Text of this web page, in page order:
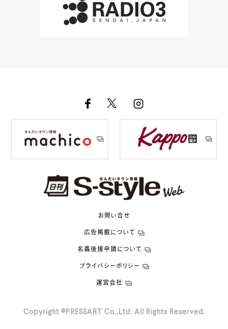
お問い合せ
広告掲載について
名義後援申請について
プライバシーポリシー
運営会社
Copyright ©PRESSART Co.,Ltd. All Rights Reserved.